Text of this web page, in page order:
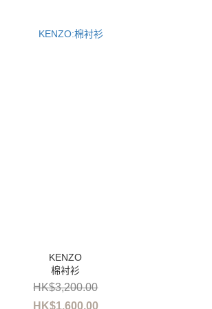
棉衬衫
HK$1,600.00
HK$3,200.00